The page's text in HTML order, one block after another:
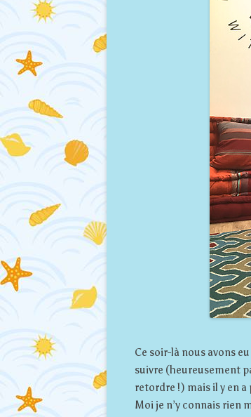
Ce soir-là nous avons
suivre (heureusement
retordre !) mais il y en a
Moi je n’y connais rien